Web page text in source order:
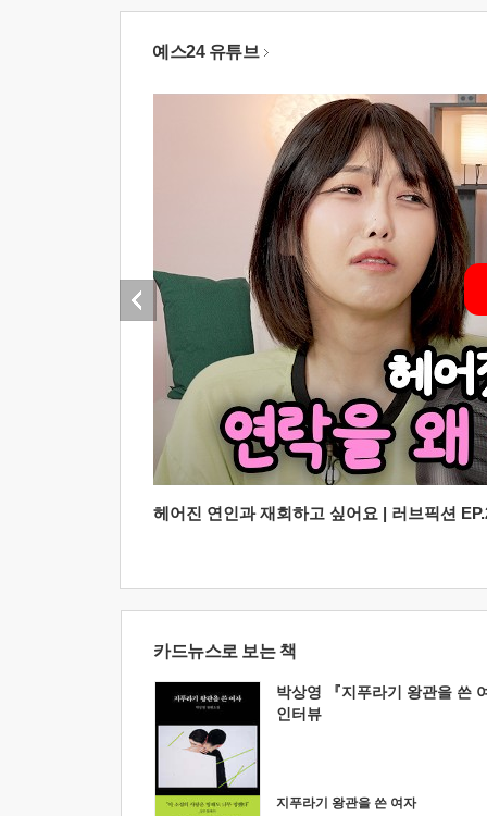
예스24 유튜브
헤어진 연인과 재회하고 싶어요 | 러브픽션
카드뉴스로 보는 책
박상영 『지푸라기 왕관을 쓴
인터뷰
지푸라기 왕관을 쓴 여자